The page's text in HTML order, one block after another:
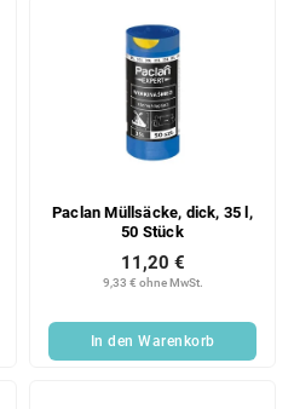
Paclan Müllsäcke, dick, 35 l,
50 Stück
9,33 € ohne MwSt.
11,20 €
In den Warenkorb